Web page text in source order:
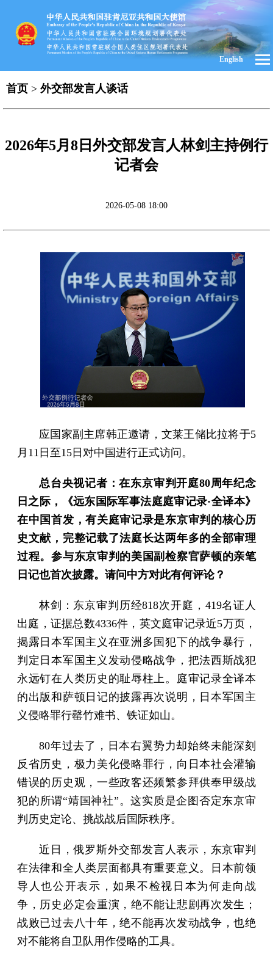
English
首页 > 外交部发言人谈话
2026年5月8日外交部发言人林剑主持例行
记者会
2026-05-08 18:00
应国家副主席韩正邀请，文莱王储比拉将于5
月11日至15日对中国进行正式访问。
总台央视记者：在东京审判开庭80周年纪念
日之际，《远东国际军事法庭庭审记录·全译本》
在中国首发，有关庭审记录是东京审判的核心历
史文献，完整记载了法庭长达两年多的全部审理
过程。参与东京审判的美国副检察官萨顿的亲笔
日记也首次披露。请问中方对此有何评论？
林剑：东京审判历经818次开庭，419名证人
出庭，证据总数4336件，英文庭审记录近5万页，
揭露日本军国主义在亚洲多国犯下的战争暴行，
判定日本军国主义发动侵略战争，把法西斯战犯
永远钉在人类历史的耻辱柱上。庭审记录全译本
的出版和萨顿日记的披露再次说明，日本军国主
义侵略罪行罄竹难书、铁证如山。
80年过去了，日本右翼势力却始终未能深刻
反省历史，极力美化侵略罪行，向日本社会灌输
错误的历史观，一些政客还频繁参拜供奉甲级战
犯的所谓“靖国神社”。这实质是企图否定东京审
判历史定论、挑战战后国际秩序。
近日，俄罗斯外交部发言人表示，东京审判
在法律和全人类层面都具有重要意义。日本前领
导人也公开表示，如果不检视日本为何走向战
争，历史必定会重演，绝不能让悲剧再次发生；
战败已过去八十年，绝不能再次发动战争，也绝
对不能将自卫队用作侵略的工具。